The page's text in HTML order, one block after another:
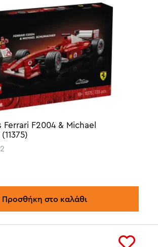
Ferrari F2004 & Michael
2
Προσθήκη στο καλάθι